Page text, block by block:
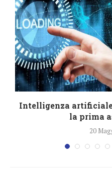
Intelligenza artificiale
la prima
20